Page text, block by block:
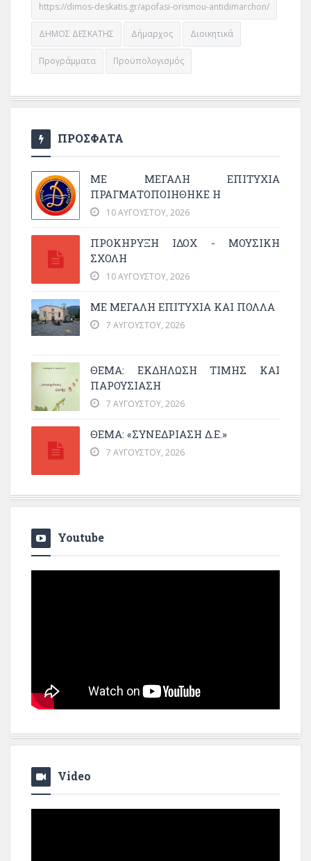
https://dimos-deskatis.gr/apofasi-orismou-antidimarchon/
ΔΗΜΟΣ ΔΕΣΚΑΤΗΣ Δήμαρχος Διοικητικά
Προγράμματα Προϋπολογισμός
ΠΡΟΣΦΑΤΑ
ΜΕ ΜΕΓΆΛΗ ΕΠΙΤΥΧΊΑ
ΠΡΑΓΜΑΤΟΠΟΙΉΘΗΚΕ Η
10 ΑΥΓΟΎΣΤΟΥ, 2026
ΠΡΟΚΗΡΥΞΗ ΙΔΟΧ - ΜΟΥΣΙΚΗ
ΣΧΟΛΗ
10 ΑΥΓΟΎΣΤΟΥ, 2026
ΜΕ ΜΕΓΆΛΗ ΕΠΙΤΥΧΊΑ ΚΑΙ ΠΟΛΛΆ
7 ΑΥΓΟΎΣΤΟΥ, 2026
ΘΈΜΑ: ΕΚΔΉΛΩΣΗ ΤΙΜΉΣ ΚΑΙ
ΠΑΡΟΥΣΊΑΣΗ
7 ΑΥΓΟΎΣΤΟΥ, 2026
ΘΕΜΑ: «ΣΥΝΕΔΡΊΑΣΗ Δ.Ε.»
7 ΑΥΓΟΎΣΤΟΥ, 2026
Youtube
Video